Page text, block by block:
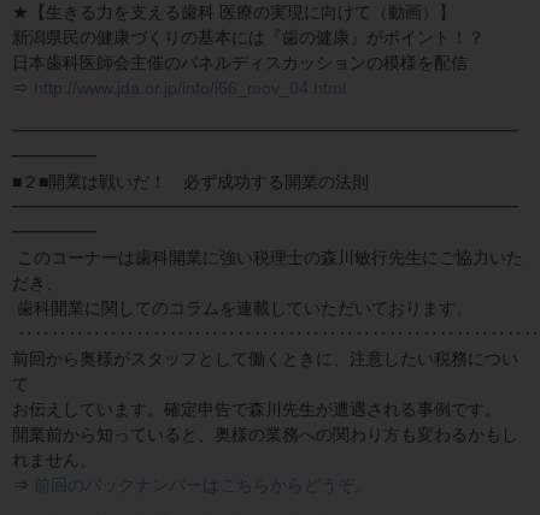
★【生きる力を支える歯科 医療の実現に向けて（動画）】
新潟県民の健康づくりの基本には『歯の健康』がポイント！？
日本歯科医師会主催のパネルディスカッションの模様を配信
⇒ http://www.jda.or.jp/info/i66_mov_04.html
━━━━━━━━━━━━━━━━━━━━━━━━━━━━━━
━━━━━
■２■開業は戦いだ！ 必ず成功する開業の法則
━━━━━━━━━━━━━━━━━━━━━━━━━━━━━━
━━━━━
このコーナーは歯科開業に強い税理士の森川敏行先生にご協力いた
だき、
歯科開業に関してのコラムを連載していただいております。
前回から奥様がスタッフとして働くときに、注意したい税務につい
て
お伝えしています。確定申告で森川先生が遭遇される事例です。
開業前から知っていると、奥様の業務への関わり方も変わるかもし
れません。
⇒ 前回のバックナンバーはこちらからどうぞ。